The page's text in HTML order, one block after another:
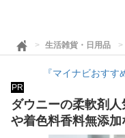
生活雑貨・日用品
『マイナビおす
PR
ダウニーの柔軟剤
や着色料香料無添加